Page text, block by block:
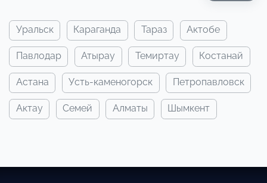
уральск караганда тараз актобе
павлодар атырау темиртау костанай
астана усть-каменогорск петропавловск
актау семей алматы шымкент